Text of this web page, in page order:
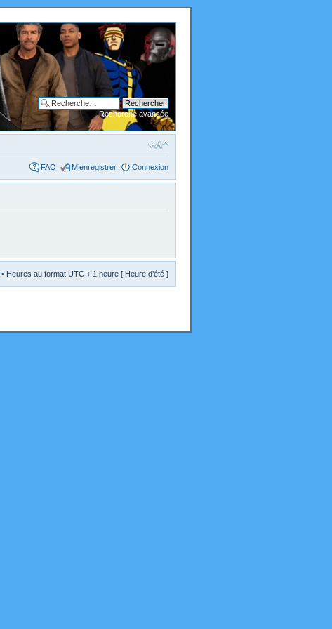
Recherche avancée
FAQ M’enregistrer Connexion
• Heures au format UTC + 1 heure [ Heure d’été ]